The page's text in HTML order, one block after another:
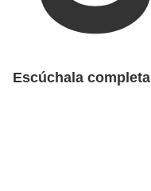
Escúchala completa